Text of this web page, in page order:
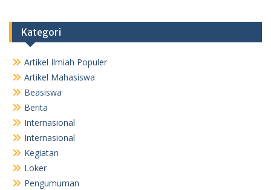
Kategori
Artikel Ilmiah Populer
Artikel Mahasiswa
Beasiswa
Berita
Internasional
Internasional
Kegiatan
Loker
Pengumuman